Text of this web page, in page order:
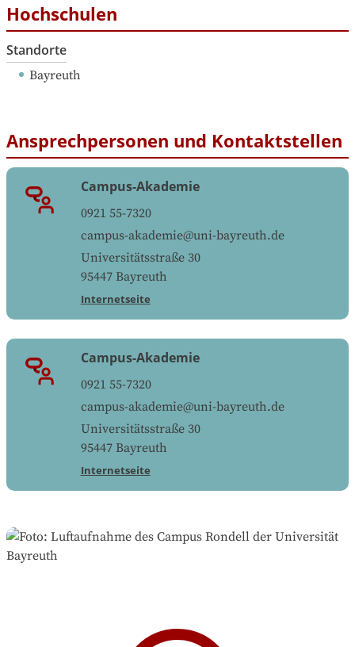
Hochschulen
Standorte
Bayreuth
Ansprechpersonen und Kontaktstellen
Campus-Akademie
0921 55-7320
campus-akademie@uni-bayreuth.de
Universitätsstraße 30
95447 Bayreuth
Internetseite
Campus-Akademie
0921 55-7320
campus-akademie@uni-bayreuth.de
Universitätsstraße 30
95447 Bayreuth
Internetseite